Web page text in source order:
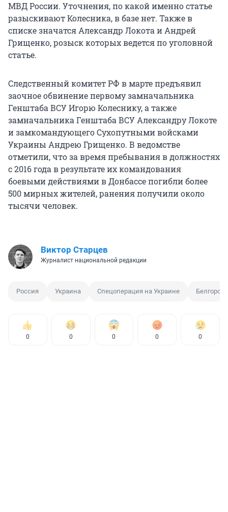
МВД России. Уточнения, по какой именно статье
разыскивают Колесника, в базе нет. Также в
списке значатся Александр Локота и Андрей
Грищенко, розыск которых ведется по уголовной
статье.
Следственный комитет РФ в марте предъявил
заочное обвинение первому замначальника
Генштаба ВСУ Игорю Колеснику, а также
замначальника Генштаба ВСУ Александру Локоте
и замкомандующего Сухопутными войсками
Украины Андрею Грищенко. В ведомстве
отметили, что за время пребывания в должностях
с 2016 года в результате их командования
боевыми действиями в Донбассе погибли более
500 мирных жителей, ранения получили около
тысячи человек.
Виктор Старцев
Журналист национальной редакции
Россия Украина Спецоперация на Украине
0 0 0 0 0